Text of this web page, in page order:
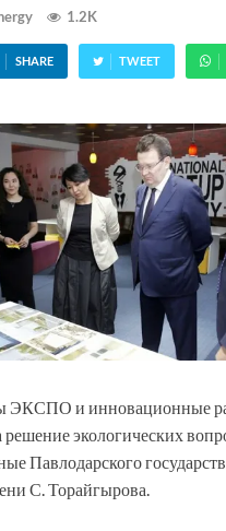
1.2K
SHARE TWEET
ЭКСПО и инновационные
экологических
Павлодарского
С. Торайгырова.